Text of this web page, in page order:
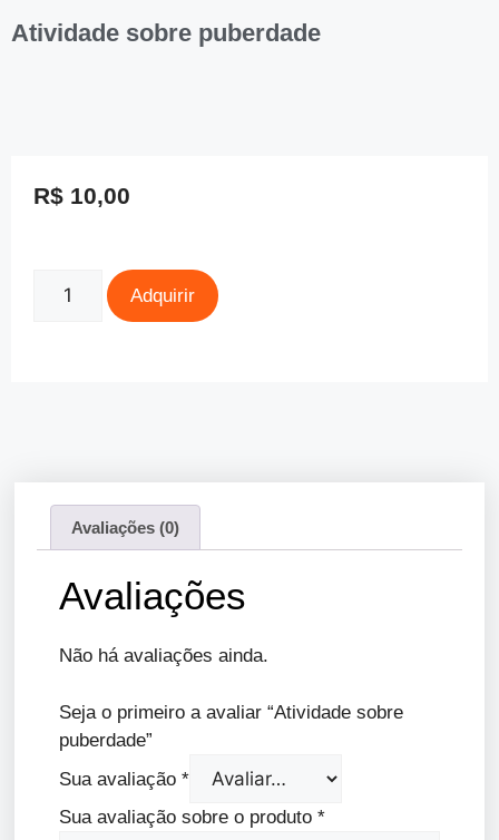
Atividade sobre puberdade
R$ 10,00
Adquirir
Avaliações (0)
Avaliações
Não há avaliações ainda.
Seja o primeiro a avaliar “Atividade sobre
puberdade”
Sua avaliação*
Sua avaliação sobre o produto*